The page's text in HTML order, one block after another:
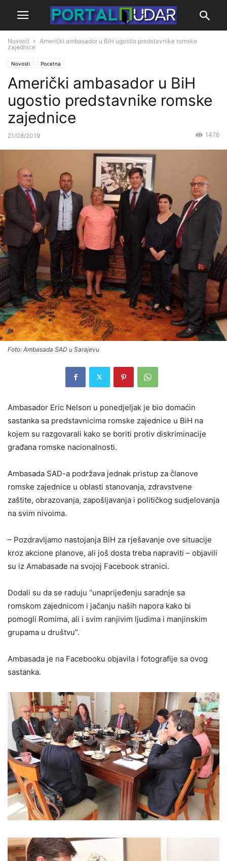
Novosti
Američki ambasador u BiH ugostio predstavnike romske
zajednice
Novosti Pocetna
Američki ambasador u BiH
ugostio predstavnike romske
zajednice
21/08/2019 1476
Foto: Ambasada SAD u Sarajevu
Ambasador Eric Nelson u ponedjeljak je bio domaćin
sastanka sa predstavnicima romske zajednice u BiH na
kojem su razgovarali kako se boriti protiv diskriminacije
građana romske nacionalnosti.
Ambasada SAD-a podržava jednak pristup za članove
romske zajednice u oblasti stanovanja, zdravstvene
zaštite, obrazovanja, zapošljavanja i političkog sudjelovanja
na svim nivoima.
– Pozdravljamo nastojanja BiH za rješavanje ove situacije
kroz akcione planove, ali još dosta treba napraviti – objavili
su iz Amabasade na svojoj Facebook stranici.
Dodali su da se raduju “unaprijeđenju saradnje sa
romskom zajednicom i jačanju naših napora kako bi
pomogli Romima, ali i svim ranjivim ljudima i manjinskim
grupama u društvu”.
Ambasada je na Facebooku objavila i fotografije sa ovog
sastanka.